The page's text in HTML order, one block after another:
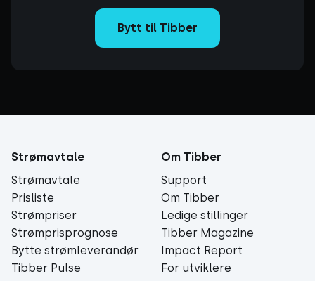
Bytt til Tibber
Strømavtale
Strømavtale
Prisliste
Strømpriser
Strømprisprognose
Bytte strømleverandør
Tibber Pulse
Om Tibber
Support
Om Tibber
Ledige stillinger
Tibber Magazine
Impact Report
For utviklere